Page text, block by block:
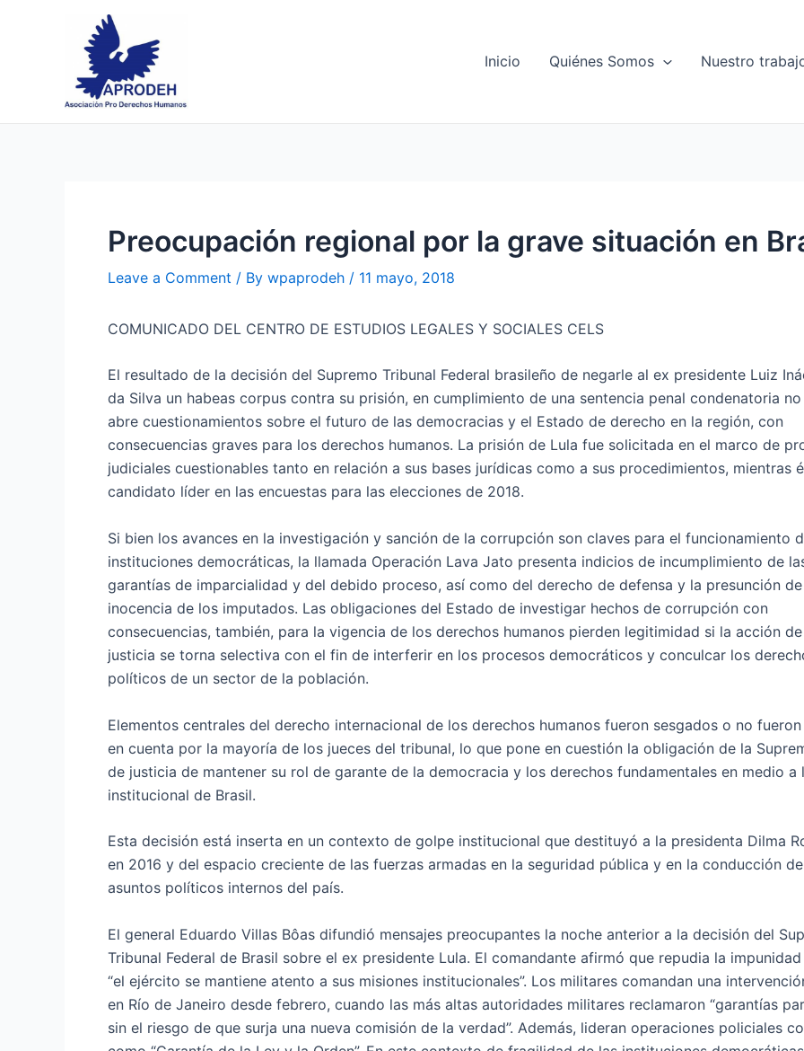
Inicio Quiénes Somos Nuestro
Preocupación regional por la grave situación en
Leave a Comment / By wpaprodeh / 11 mayo, 2018
COMUNICADO DEL CENTRO DE ESTUDIOS LEGALES Y SOCIALES CELS
El resultado de la decisión del Supremo Tribunal Federal brasileño de negarle al ex presidente Luiz
da Silva un habeas corpus contra su prisión, en cumplimiento de una sentencia penal condenatoria
abre cuestionamientos sobre el futuro de las democracias y el Estado de derecho en la región, con
consecuencias graves para los derechos humanos. La prisión de Lula fue solicitada en el marco de
judiciales cuestionables tanto en relación a sus bases jurídicas como a sus procedimientos, mientras
candidato líder en las encuestas para las elecciones de 2018.
Si bien los avances en la investigación y sanción de la corrupción son claves para el funcionamiento
instituciones democráticas, la llamada Operación Lava Jato presenta indicios de incumplimiento de
garantías de imparcialidad y del debido proceso, así como del derecho de defensa y la presunción de
inocencia de los imputados. Las obligaciones del Estado de investigar hechos de corrupción con
consecuencias, también, para la vigencia de los derechos humanos pierden legitimidad si la acción
justicia se torna selectiva con el fin de interferir en los procesos democráticos y conculcar los
políticos de un sector de la población.
Elementos centrales del derecho internacional de los derechos humanos fueron sesgados o no
en cuenta por la mayoría de los jueces del tribunal, lo que pone en cuestión la obligación de la
de justicia de mantener su rol de garante de la democracia y los derechos fundamentales en medio a
institucional de Brasil.
Esta decisión está inserta en un contexto de golpe institucional que destituyó a la presidenta Dilma
en 2016 y del espacio creciente de las fuerzas armadas en la seguridad pública y en la conducción
asuntos políticos internos del país.
El general Eduardo Villas Bôas difundió mensajes preocupantes la noche anterior a la decisión del
Tribunal Federal de Brasil sobre el ex presidente Lula. El comandante afirmó que repudia la
“el ejército se mantiene atento a sus misiones institucionales”. Los militares comandan una
en Río de Janeiro desde febrero, cuando las más altas autoridades militares reclamaron “garantías
sin el riesgo de que surja una nueva comisión de la verdad”. Además, lideran operaciones policiales
navigation